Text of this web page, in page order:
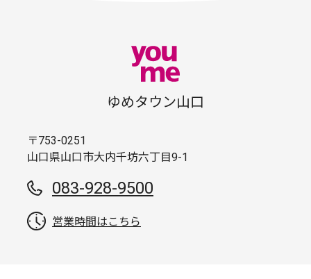
ゆめタウン山口
〒753-0251
山口県山口市大内千坊六丁目9-1
083-928-9500
営業時間はこちら